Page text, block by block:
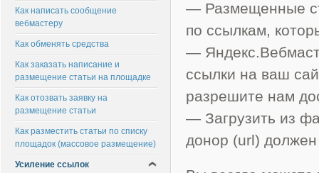
— Размещенные
по ссылкам,
—
ссылки на ваш
разрешите нам
— Загрузить из
донор (url)
Как написать сообщение
вебмастеру
Как обменять средства
Как заказать написание и
размещение статьи на площадке
Как отозвать заявку на
размещение статьи
Как разместить статьи по списку
площадок (массовое размещение)
Усиление ссылок